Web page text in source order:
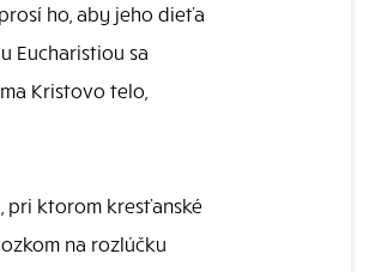
ho, aby jeho dieťa
Eucharistiou sa
Kristovo telo,
pri ktorom kresťanské
na rozlúčku